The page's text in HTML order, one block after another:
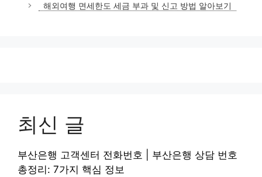
해외여행 면세한도 세금 부과 및 신고 방법 알아보기
최신 글
부산은행 고객센터 전화번호 | 부산은행 상담 번호
총정리: 7가지 핵심 정보